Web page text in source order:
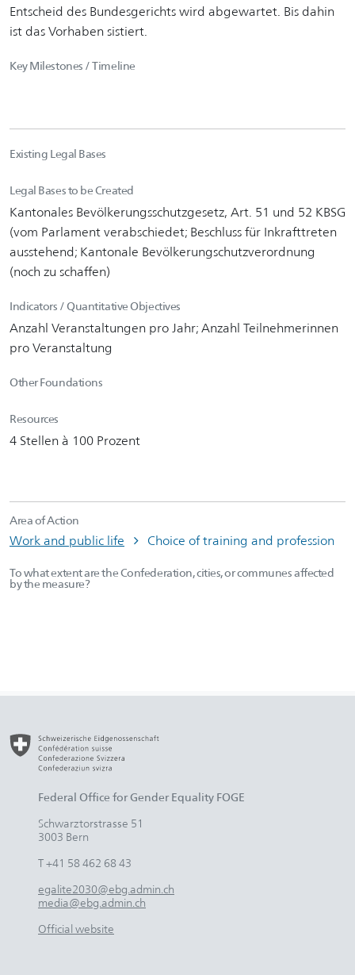
Entscheid des Bundesgerichts wird abgewartet. Bis dahin
ist das Vorhaben sistiert.
Key Milestones / Timeline
Existing Legal Bases
Legal Bases to be Created
Kantonales Bevölkerungsschutzgesetz, Art. 51 und 52 KBSG
(vom Parlament verabschiedet; Beschluss für Inkrafttreten
ausstehend; Kantonale Bevölkerungschutzverordnung
(noch zu schaffen)
Indicators / Quantitative Objectives
Anzahl Veranstaltungen pro Jahr; Anzahl Teilnehmerinnen
pro Veranstaltung
Other Foundations
Resources
4 Stellen à 100 Prozent
Area of Action
Work and public life Choice of training and profession
To what extent are the Confederation, cities, or communes affected
by the measure?
Federal Office for Gender Equality FOGE
Schwarztorstrasse 51
3003 Bern
T +41 58 462 68 43
egalite2030@ebg.admin.ch
media@ebg.admin.ch
Official website